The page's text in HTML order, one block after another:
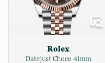
Rolex
Datejust Choco 41mm